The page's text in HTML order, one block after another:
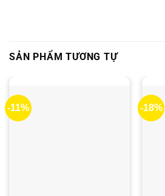
SẢN PHẨM TƯƠNG TỰ
-11% -18%